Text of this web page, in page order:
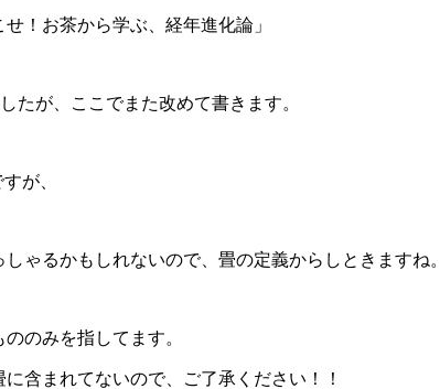
！お茶から学ぶ、経年進化論」
たが、ここでまた改めて書きます。
が、
ゃるかもしれないので、畳の定義からしときますね。
のみを指してます。
含まれてないので、ご了承ください！！